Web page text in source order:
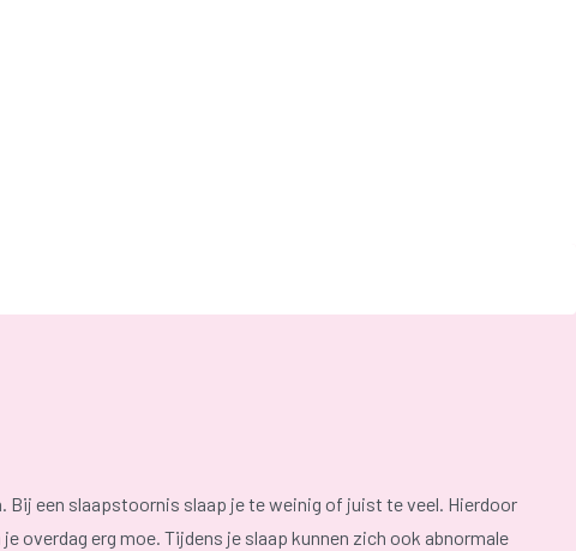
Bij een slaapstoornis slaap je te weinig of juist te veel. Hierdoor
overdag erg moe. Tijdens je slaap kunnen zich ook abnormale